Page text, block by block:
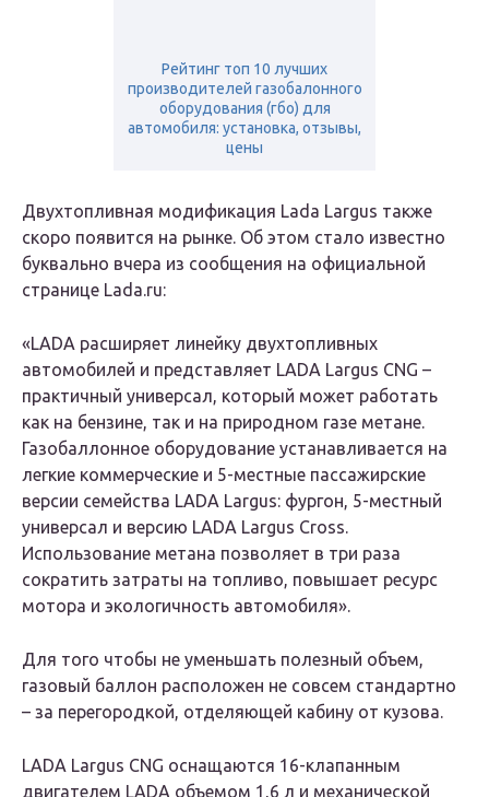
Рейтинг топ 10 лучших
производителей газобалонного
оборудования (гбо) для
автомобиля: установка, отзывы,
цены
Двухтопливная модификация Lada Largus также
скоро появится на рынке. Об этом стало известно
буквально вчера из сообщения на официальной
странице Lada.ru:
«LADA расширяет линейку двухтопливных
автомобилей и представляет LADA Largus CNG –
практичный универсал, который может работать
как на бензине, так и на природном газе метане.
Газобаллонное оборудование устанавливается на
легкие коммерческие и 5-местные пассажирские
версии семейства LADA Largus: фургон, 5-местный
универсал и версию LADA Largus Cross.
Использование метана позволяет в три раза
сократить затраты на топливо, повышает ресурс
мотора и экологичность автомобиля».
Для того чтобы не уменьшать полезный объем,
газовый баллон расположен не совсем стандартно
– за перегородкой, отделяющей кабину от кузова.
LADA Largus CNG оснащаются 16-клапанным
двигателем LADA объемом 1,6 л и механической